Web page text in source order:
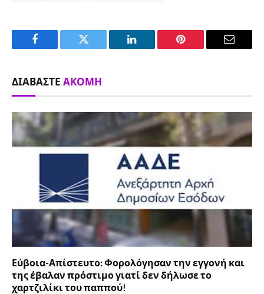
Facebook Twitter LinkedIn Pinterest Email
ΔΙΑΒΆΣΤΕ ΑΚΌΜΗ
Εύβοια-Απίστευτο: Φορολόγησαν την εγγονή και
της έβαλαν πρόστιμο γιατί δεν δήλωσε το
χαρτζιλίκι του παππού!